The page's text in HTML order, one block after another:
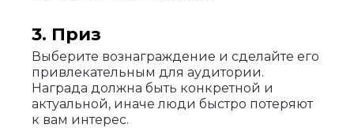
3. Приз
Выберите вознаграждение и сделайте его
привлекательным для аудитории.
Награда должна быть конкретной и
актуальной, иначе люди быстро потеряют
к вам интерес.